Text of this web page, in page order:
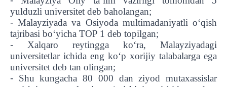
yulduzli universitet deb baholangan;
- Malayziyada va Osiyoda multimadaniyatli o‘qish
tajribasi bo‘yicha TOP 1 deb topilgan;
- Xalqaro reytingga ko‘ra, Malayziyadagi
universitetlar ichida eng ko‘p xorijiy talabalarga ega
universitet deb tan olingan;
- Shu kungacha 80 000 dan ziyod mutaxassislar